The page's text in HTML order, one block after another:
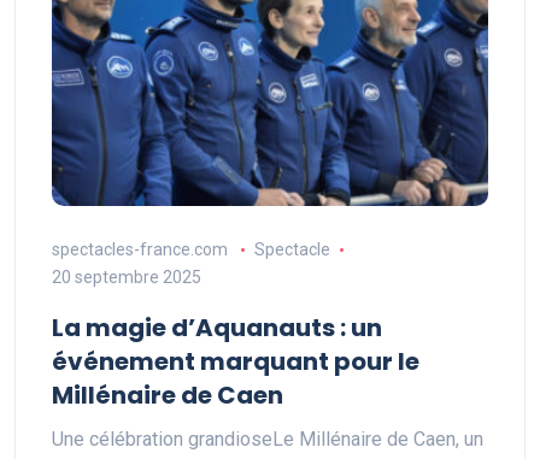
spectacles-france.com
Spectacle
20 septembre 2025
La magie d’Aquanauts : un
événement marquant pour le
Millénaire de Caen
Une célébration grandioseLe Millénaire de Caen, un